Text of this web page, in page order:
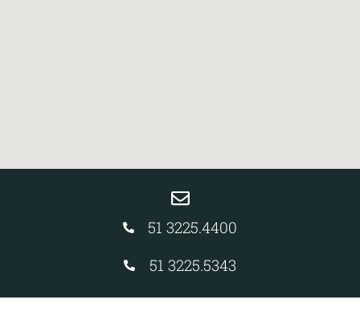
51 3225.4400
51 3225.5343
51 3226.4474